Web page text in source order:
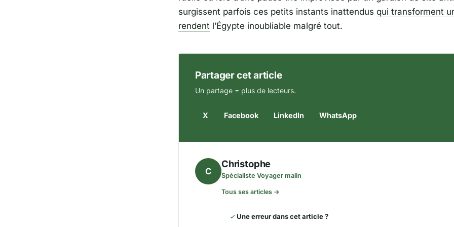
surgissent parfois ces petits instants inattendus qui transforment
rendent l’Égypte inoubliable malgré tout.
Partager cet article
Un partage = plus de lecteurs.
X Facebook LinkedIn WhatsApp
C
Christophe
Spécialiste Voyager malin
Tous ses articles →
Une erreur dans cet article ?